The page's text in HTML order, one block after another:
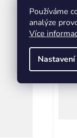
Používáme
analýze
Více
Nastavení